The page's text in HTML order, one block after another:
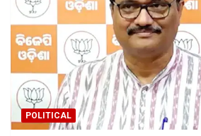
POLITICAL